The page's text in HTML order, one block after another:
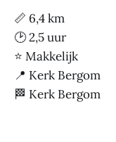
📏 6,4 km
🕑 2,5 uur
⭐ Makkelijk
📍 Kerk Bergom
🏁 Kerk Bergom